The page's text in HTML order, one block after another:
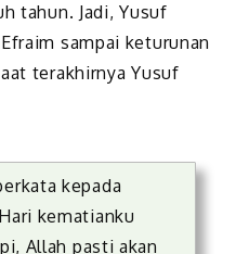
tahun. Jadi, Yusuf
sampai keturunan
terakhirnya Yusuf
kepada
kematianku
Allah pasti akan